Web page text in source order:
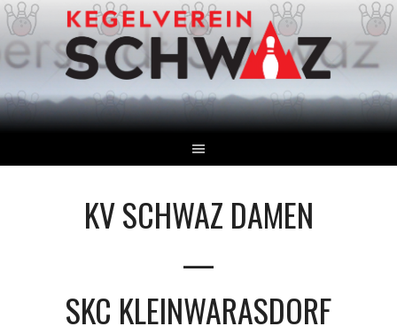
Springe
zum
Inhalt
KV SCHWAZ DAMEN
—
SKC KLEINWARASDORF